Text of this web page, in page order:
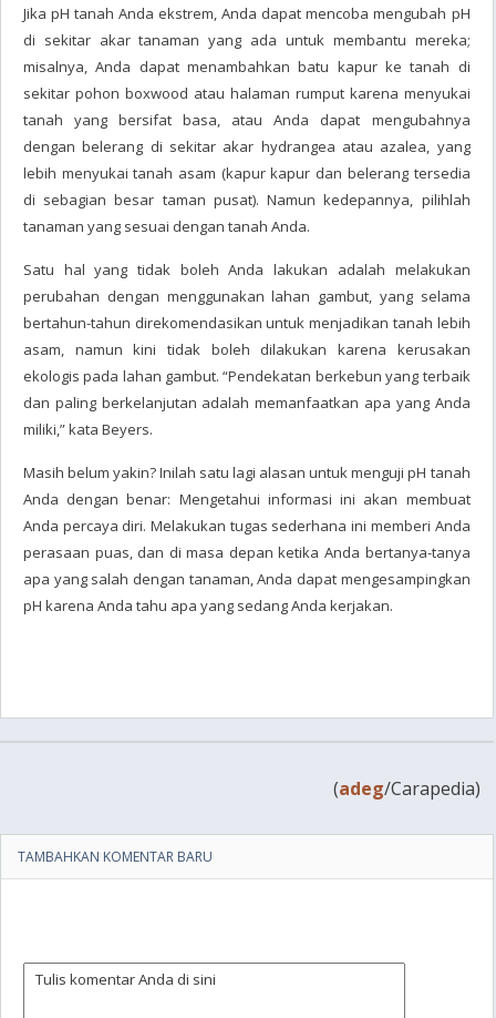
Jika pH tanah Anda ekstrem, Anda dapat mencoba mengubah pH
di sekitar akar tanaman yang ada untuk membantu mereka;
misalnya, Anda dapat menambahkan batu kapur ke tanah di
sekitar pohon boxwood atau halaman rumput karena menyukai
tanah yang bersifat basa, atau Anda dapat mengubahnya
dengan belerang di sekitar akar hydrangea atau azalea, yang
lebih menyukai tanah asam (kapur kapur dan belerang tersedia
di sebagian besar taman pusat). Namun kedepannya, pilihlah
tanaman yang sesuai dengan tanah Anda.
Satu hal yang tidak boleh Anda lakukan adalah melakukan
perubahan dengan menggunakan lahan gambut, yang selama
bertahun-tahun direkomendasikan untuk menjadikan tanah lebih
asam, namun kini tidak boleh dilakukan karena kerusakan
ekologis pada lahan gambut. “Pendekatan berkebun yang terbaik
dan paling berkelanjutan adalah memanfaatkan apa yang Anda
miliki,” kata Beyers.
Masih belum yakin? Inilah satu lagi alasan untuk menguji pH tanah
Anda dengan benar: Mengetahui informasi ini akan membuat
Anda percaya diri. Melakukan tugas sederhana ini memberi Anda
perasaan puas, dan di masa depan ketika Anda bertanya-tanya
apa yang salah dengan tanaman, Anda dapat mengesampingkan
pH karena Anda tahu apa yang sedang Anda kerjakan.
(adeg/Carapedia)
TAMBAHKAN KOMENTAR BARU